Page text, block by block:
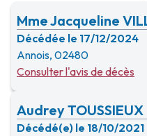
Mme Jacqueline
Décédée le 17/12/2024
Annois, 02480
Consulter l'avis de décès
Audrey TOUSSIEUX
Décédé(e) le 18/10/2021